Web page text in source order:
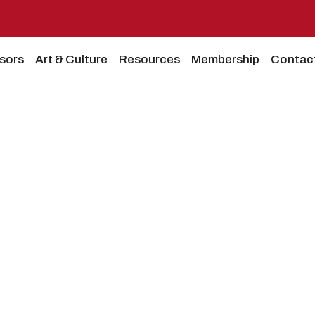
Art & Culture Resources Membership